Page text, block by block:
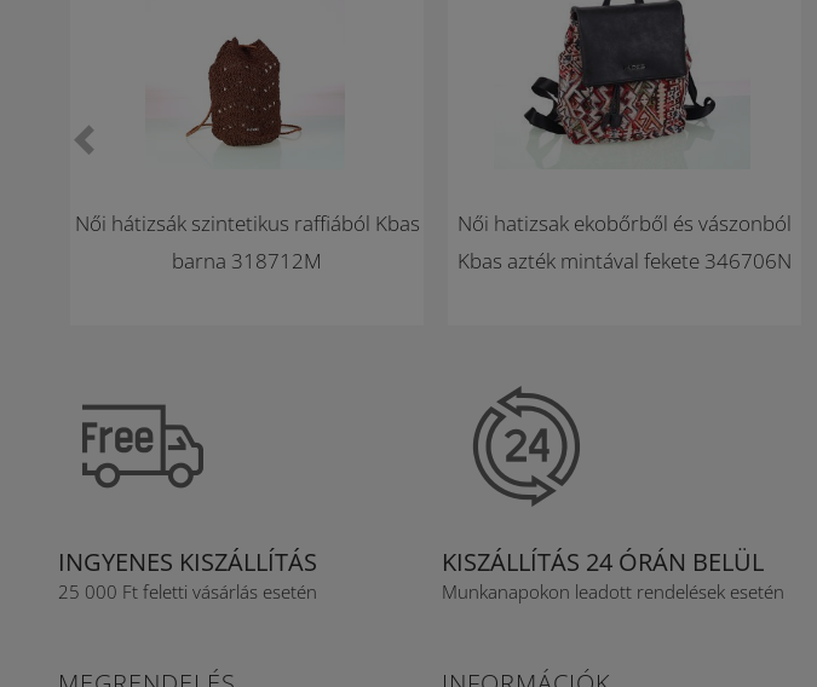
Női hátizsák szintetikus raffiából Kbas
barna 318712M
Női hatizsak ekobőrből és vászonból
Kbas azték mintával fekete 346706N
INGYENES KISZÁLLÍTÁS
25 000 Ft feletti vásárlás esetén
KISZÁLLÍTÁS 24 ÓRÁN BELÜL
Munkanapokon leadott rendelések esetén